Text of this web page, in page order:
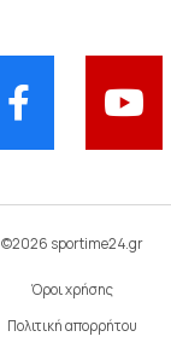
©2026 sportime24.gr
Όροι χρήσης
Πολιτική απορρήτου